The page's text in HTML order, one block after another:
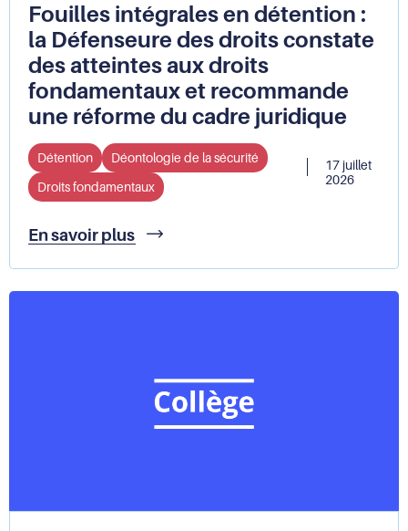
Fouilles intégrales en détention :
la Défenseure des droits constate
des atteintes aux droits
fondamentaux et recommande
une réforme du cadre juridique
Détention
Déontologie de la sécurité
Droits fondamentaux
17 juillet
2026
En savoir plus
Fouilles
en
détention
droits
constate
des